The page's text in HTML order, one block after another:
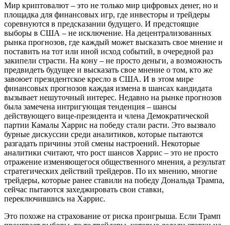
Мир криптовалют – это не только мир цифровых денег, но и
площадка для финансовых игр, где инвесторы и трейдеры
соревнуются в предсказании будущего. И предстоящие
выборы в США – не исключение. На децентрализованных
рынка прогнозов, где каждый может высказать свое мнение и
поставить на тот или иной исход событий, в очередной раз
закипели страсти. На кону – не просто деньги, а возможность
предвидеть будущее и высказать свое мнение о том, кто же
завоюет президентское кресло в США. И в этом мире
финансовых прогнозов каждая измена в шансах кандидата
вызывает нешуточный интерес. Недавно на рынке прогнозов
была замечена интригующая тенденция – шансы
действующего вице-президента и члена Демократической
партии Камалы Харрис на победу стали расти. Это вызвало
бурные дискуссии среди аналитиков, которые пытаются
разгадать причины этой смены настроений. Некоторые
аналитики считают, что рост шансов Харрис – это не просто
отражение изменяющегося общественного мнения, а результат
стратегических действий трейдеров. По их мнению, многие
трейдеры, которые ранее ставили на победу Дональда Трампа,
сейчас пытаются захеджировать свои ставки,
переключившись на Харрис.
Это похоже на страхование от риска проигрыша. Если Трамп